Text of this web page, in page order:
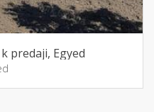
predaji, Egyed